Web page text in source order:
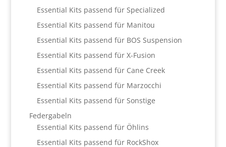
Essential Kits passend für Specialized
Essential Kits passend für Manitou
Essential Kits passend für BOS Suspension
Essential Kits passend für X-Fusion
Essential Kits passend für Cane Creek
Essential Kits passend für Marzocchi
Essential Kits passend für Sonstige
Federgabeln
Essential Kits passend für Öhlins
Essential Kits passend für RockShox